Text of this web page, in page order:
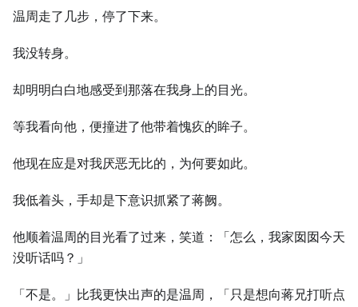
温周走了几步，停了下来。
我没转身。
却明明白白地感受到那落在我身上的目光。
等我看向他，便撞进了他带着愧疚的眸子。
他现在应是对我厌恶无比的，为何要如此。
我低着头，手却是下意识抓紧了蒋阙。
他顺着温周的目光看了过来，笑道：「怎么，我家囡囡今天
没听话吗？」
「不是。」比我更快出声的是温周，「只是想向蒋兄打听点